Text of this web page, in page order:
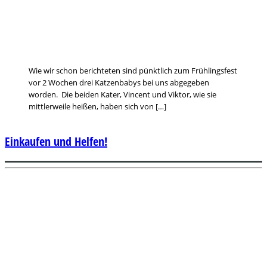
Wie wir schon berichteten sind pünktlich zum Frühlingsfest
vor 2 Wochen drei Katzenbabys bei uns abgegeben
worden. Die beiden Kater, Vincent und Viktor, wie sie
mittlerweile heißen, haben sich von […]
Einkaufen und Helfen!